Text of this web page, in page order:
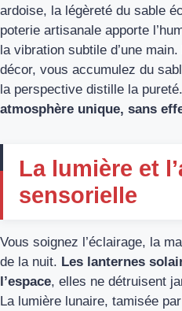
ardoise, la légèreté du sable
poterie artisanale apporte
la vibration subtile d’une
décor, vous accumulez du
la perspective distille la pureté.
atmosphère unique, sans
La lumière et
sensorielle
Vous soignez l’éclairage, la
de la nuit. Les lanternes
l’espace, elles ne détruisent
La lumière lunaire, tamisée